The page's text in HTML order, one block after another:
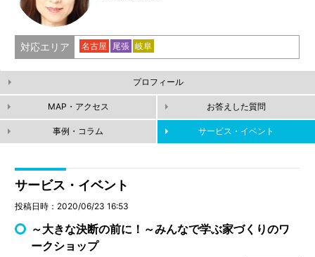
対応エリア 名古屋 尾張 岐阜
プロフィール
MAP・アクセス お答えした質問
事例・コラム サービス・イベント
サービス・イベント
投稿日時：2020/06/23 16:53
～大きな決断の前に！～みんなで学ぶ家づくりのワ
ークショップ